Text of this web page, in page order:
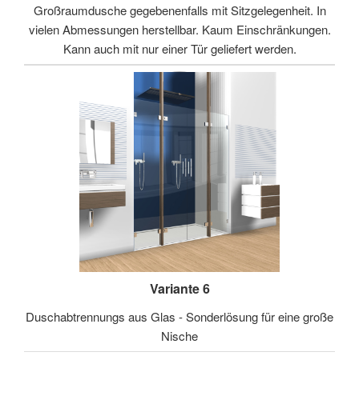
Großraumdusche gegebenenfalls mit Sitzgelegenheit. In
vielen Abmessungen herstellbar. Kaum Einschränkungen.
Kann auch mit nur einer Tür geliefert werden.
Variante 6
Duschabtrennungs aus Glas - Sonderlösung für eine große
Nische